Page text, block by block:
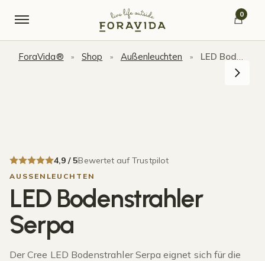
0
ForaVida® » Shop » Außenleuchten » LED Bodenstrahler Serpa
4,9 / 5Bewertet auf Trustpilot
AUSSENLEUCHTEN
LED Bodenstrahler
Serpa
Der Cree LED Bodenstrahler Serpa eignet sich für die